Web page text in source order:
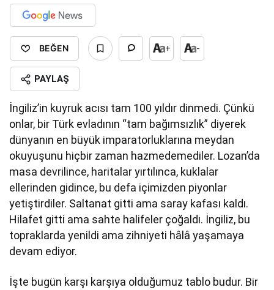
BEĞEN + -
PAYLAŞ
İngiliz’in kuyruk acısı tam 100 yıldır dinmedi. Çünkü
onlar, bir Türk evladının “tam bağımsızlık” diyerek
dünyanın en büyük imparatorluklarına meydan
okuyuşunu hiçbir zaman hazmedemediler. Lozan’da
masa devrilince, haritalar yırtılınca, kuklalar
ellerinden gidince, bu defa içimizden piyonlar
yetiştirdiler. Saltanat gitti ama saray kafası kaldı.
Hilafet gitti ama sahte halifeler çoğaldı. İngiliz, bu
topraklarda yenildi ama zihniyeti hâlâ yaşamaya
devam ediyor.
İşte bugün karşı karşıya olduğumuz tablo budur. Bir